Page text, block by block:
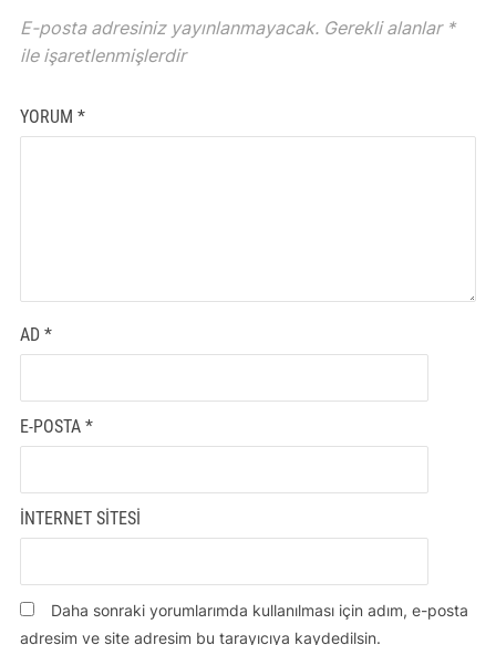
E-posta adresiniz yayınlanmayacak. Gerekli alanlar *
ile işaretlenmişlerdir
YORUM *
AD *
E-POSTA *
İNTERNET SITESI
Daha sonraki yorumlarımda kullanılması için adım, e-posta
adresim ve site adresim bu tarayıcıya kaydedilsin.